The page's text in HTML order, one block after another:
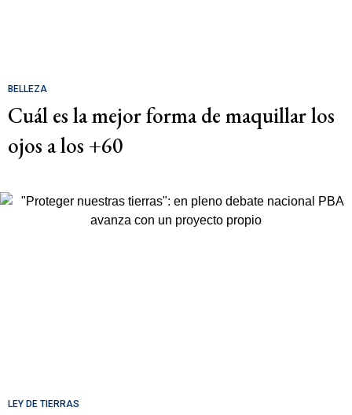
BELLEZA
Cuál es la mejor forma de maquillar los
ojos a los +60
LEY DE TIERRAS